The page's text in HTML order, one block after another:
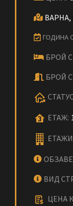
ВАРНА,
ГОДИНА
БРОЙ
БРОЙ
ЕТАЖ:
ВИД
ЦЕНА